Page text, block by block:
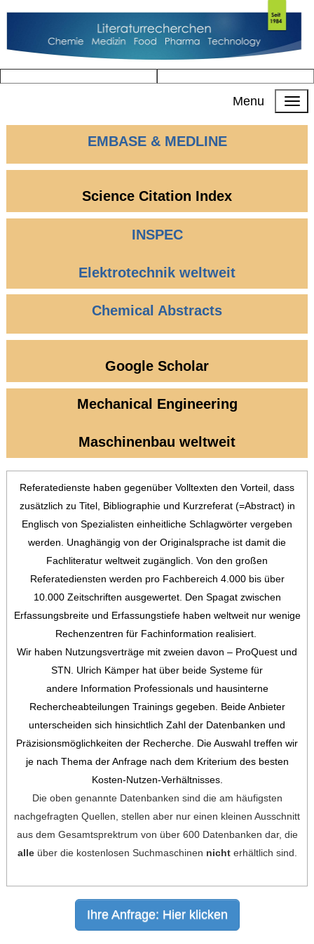
Menu
EMBASE & MEDLINE
Science Citation Index
INSPEC
Elektrotechnik weltweit
Chemical Abstracts
Google Scholar
Mechanical Engineering
Maschinenbau weltweit
Referatedienste haben gegenüber Volltexten den Vorteil, dass
zusätzlich zu Titel, Bibliographie und Kurzreferat (=Abstract) in
Englisch von Spezialisten einheitliche Schlagwörter vergeben
werden. Unaghängig von der Originalsprache ist damit die
Fachliteratur weltweit zugänglich. Von den großen
Referatediensten werden pro Fachbereich 4.000 bis über
10.000 Zeitschriften ausgewertet. Den Spagat zwischen
Erfassungsbreite und Erfassungstiefe haben weltweit nur wenige
Rechenzentren für Fachinformation realisiert.
Wir haben Nutzungsverträge mit zweien davon – ProQuest und
STN. Ulrich Kämper hat über beide Systeme für
andere Information Professionals und hausinterne
Rechercheabteilungen Trainings gegeben. Beide Anbieter
unterscheiden sich hinsichtlich Zahl der Datenbanken und
Präzisionsmöglichkeiten der Recherche. Die Auswahl treffen wir
je nach Thema der Anfrage nach dem Kriterium des besten
Kosten-Nutzen-Verhältnisses.
Die oben genannte Datenbanken sind die am häufigsten
nachgefragten Quellen, stellen aber nur einen kleinen Ausschnitt
aus dem Gesamtsprektrum von über 600 Datenbanken dar, die
alle über die kostenlosen Suchmaschinen nicht erhältlich sind.
Ihre Anfrage: Hier klicken